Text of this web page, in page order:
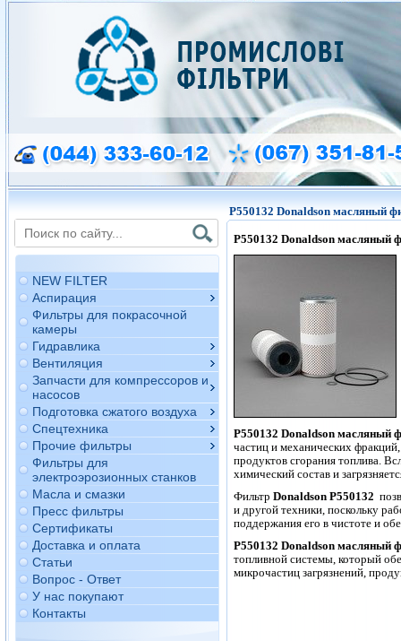
NEW FILTER
Аспирация
Фильтры для покрасочной
камеры
Гидравлика
Вентиляция
Запчасти для компрессоров и
насосов
Подготовка сжатого воздуха
Спецтехника
Прочие фильтры
Фильтры для
электроэрозионных станков
Масла и смазки
Пресс фильтры
Сертификаты
Доставка и оплата
Статьи
Вопрос - Ответ
У нас покупают
Контакты
P550132 Donaldson масляный
P550132 Donaldson масляный
P550132 Donaldson масляный
частиц и механических
продуктов сгорания топлива.
химический состав и
Фильтр Donaldson P550132
и другой техники, поскольку
поддержания его в чистоте и
P550132 Donaldson масляный
топливной системы, который
микрочастиц загрязнений,